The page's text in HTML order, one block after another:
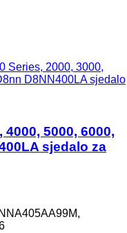
Series, 2000, 3000,
D8NN400LA sjedalo
5000, 6000,
sjedalo za